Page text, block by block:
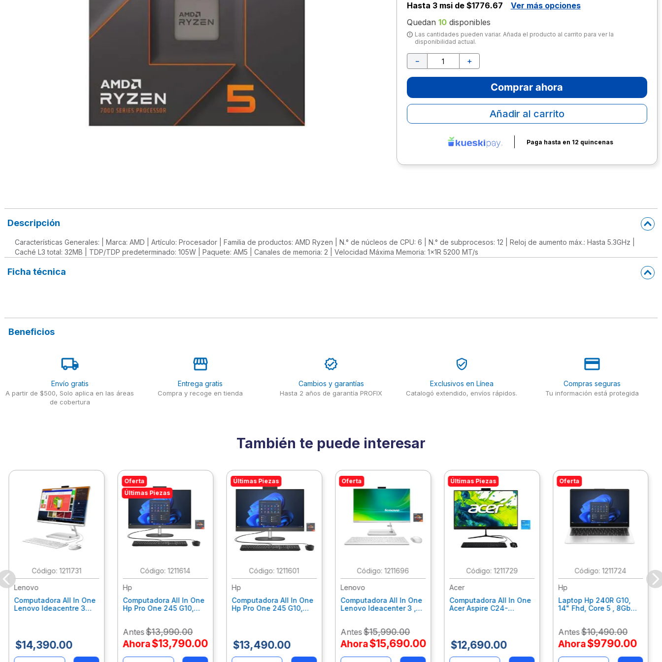
Hasta 3 msi de $1776.67
Ver más opciones
Quedan 10disponibles
Las cantidades pueden variar. Añada el producto al carrito para ver la
disponibilidad actual.
＋
－
Comprar ahora
Añadir al carrito
Paga hasta en 12 quincenas
Descripción
Características Generales: | Marca: AMD | Artículo: Procesador | Familia de productos: AMD Ryzen | N.° de núcleos de CPU: 6 | N.° de subprocesos: 12 | Reloj de aumento máx.: Hasta 5.3GHz |
Caché L3 total: 32MB | TDP/TDP predeterminado: 105W | Paquete: AM5 | Canales de memoria: 2 | Velocidad Máxima Memoria: 1x1R 5200 MT/s
Ficha técnica
Beneficios
Envío gratis
A partir de $500, Solo aplica en las áreas
de cobertura
Entrega gratis
Compra y recoge en tienda
Cambios y garantías
Hasta 2 años de garantía PROFIX
Exclusivos en Línea
Catalogó extendido, envíos rápidos.
Compras seguras
Tu información está protegida
También te puede interesar
:1211731
Lenovo
Computadora All In One
Lenovo Ideacentre 3
F0G1014Ald
$14,390.00
Oferta
Últimas Piezas
:1211614
Hp
Computadora All In One
Hp Pro One 245 G10,
Fhd, Win11Home
9P7K6La
Antes$13,990.00
Ahora$13,790.00
Últimas Piezas
:1211601
Hp
Computadora All In One
Hp Pro One 245 G10,
9P7K5La
$13,490.00
Oferta
:1211696
Lenovo
Computadora All In One
Lenovo Ideacenter 3 ,
Fhd, Win11 Home
F0G1014Nld
Antes$15,990.00
Ahora$15,690.00
Últimas Piezas
: 1211729
Acer
Computadora All In One
Acer Aspire C24-
Dq.Bmjal.002
$12,690.00
Oferta
:1211724
Hp
Laptop Hp 240R G10,
14" Fhd, Core 5 , 8Gb
Antes$10,490.00
Ahora$9790.00